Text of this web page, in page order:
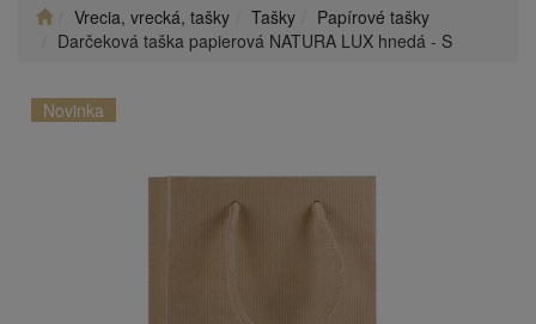
Vrecia, vrecká, tašky Tašky
Papírové tašky
Darčeková taška papierová NATURA LUX hnedá - S
Novinka